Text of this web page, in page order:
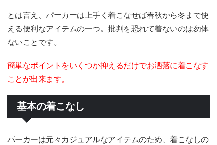
とは言え、パーカーは上手く着こなせば春秋から冬まで使
える便利なアイテムの一つ。批判を恐れて着ないのは勿体
ないことです。
簡単なポイントをいくつか抑えるだけでお洒落に着こなす
ことが出来ます。
基本の着こなし
パーカーは元々カジュアルなアイテムのため、着こなしの